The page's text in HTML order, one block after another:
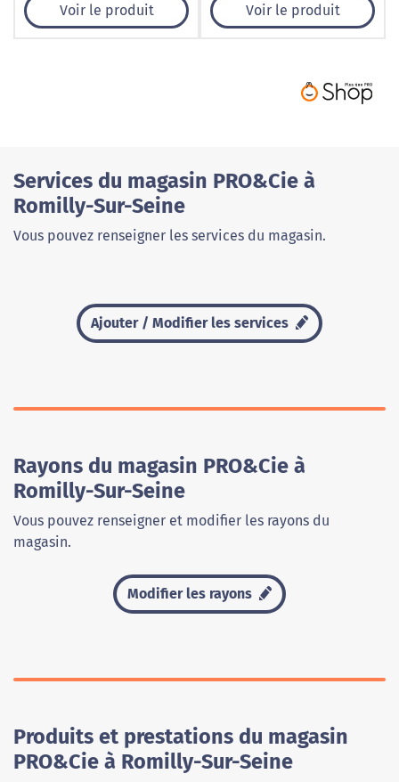
Voir le produit Voir le produit
Services du magasin PRO&Cie à
Romilly-Sur-Seine
Vous pouvez renseigner les services du magasin.
Ajouter / Modifier les services
Rayons du magasin PRO&Cie à
Romilly-Sur-Seine
Vous pouvez renseigner et modifier les rayons du
magasin.
Modifier les rayons
Produits et prestations du magasin
PRO&Cie à Romilly-Sur-Seine